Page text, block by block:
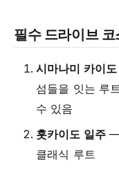
필수 드라이브 코
시마나미 카이
섬들을 잇는 루
수 있음
홋카이도 일주 —
클래식 루트